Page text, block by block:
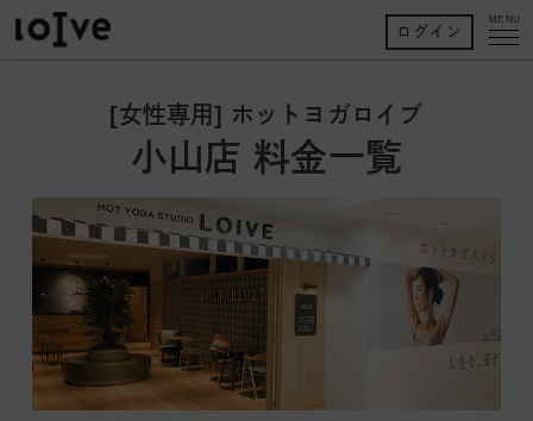
MENU
ログイン
[女性専用] ホットヨガロイブ
小山店 料金一覧